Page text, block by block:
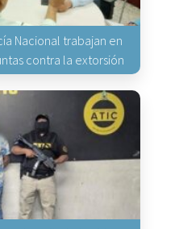
Nacional trabajan en
contra la extorsión